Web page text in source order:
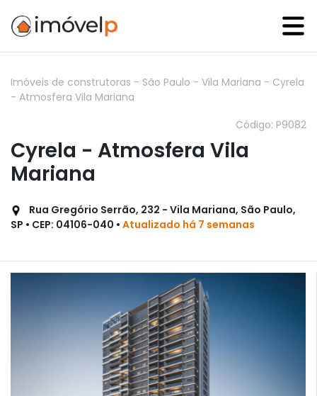
Imóveis de construtoras - São Paulo - Vila Mariana - Cyrela
- Atmosfera Vila Mariana
Código: P9082
Cyrela - Atmosfera Vila
Mariana
Rua Gregório Serrão, 232 - Vila Mariana, São Paulo,
SP • CEP: 04106-040 • Atualizado há 7 semanas